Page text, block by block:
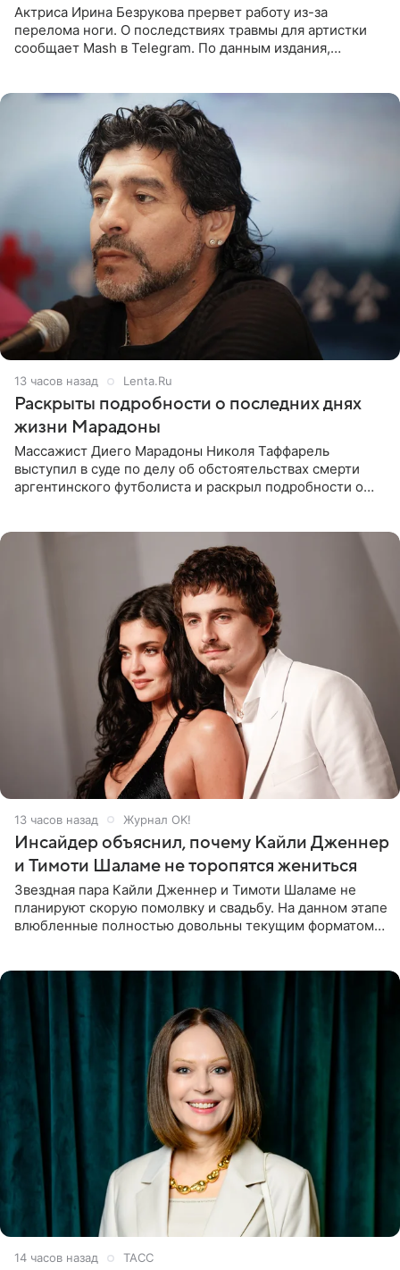
Актриса Ирина Безрукова прервет работу из-за
перелома ноги. О последствиях травмы для артистки
сообщает Mash в Telegram. По данным издания,
13 часов назад Lenta.Ru
Раскрыты подробности о последних днях
жизни Марадоны
Массажист Диего Марадоны Николя Таффарель
выступил в суде по делу об обстоятельствах смерти
аргентинского футболиста и раскрыл подробности о
13 часов назад Журнал OK!
Инсайдер объяснил, почему Кайли Дженнер
и Тимоти Шаламе не торопятся жениться
Звездная пара Кайли Дженнер и Тимоти Шаламе не
планируют скорую помолвку и свадьбу. На данном этапе
влюбленные полностью довольны текущим форматом
14 часов назад ТАСС